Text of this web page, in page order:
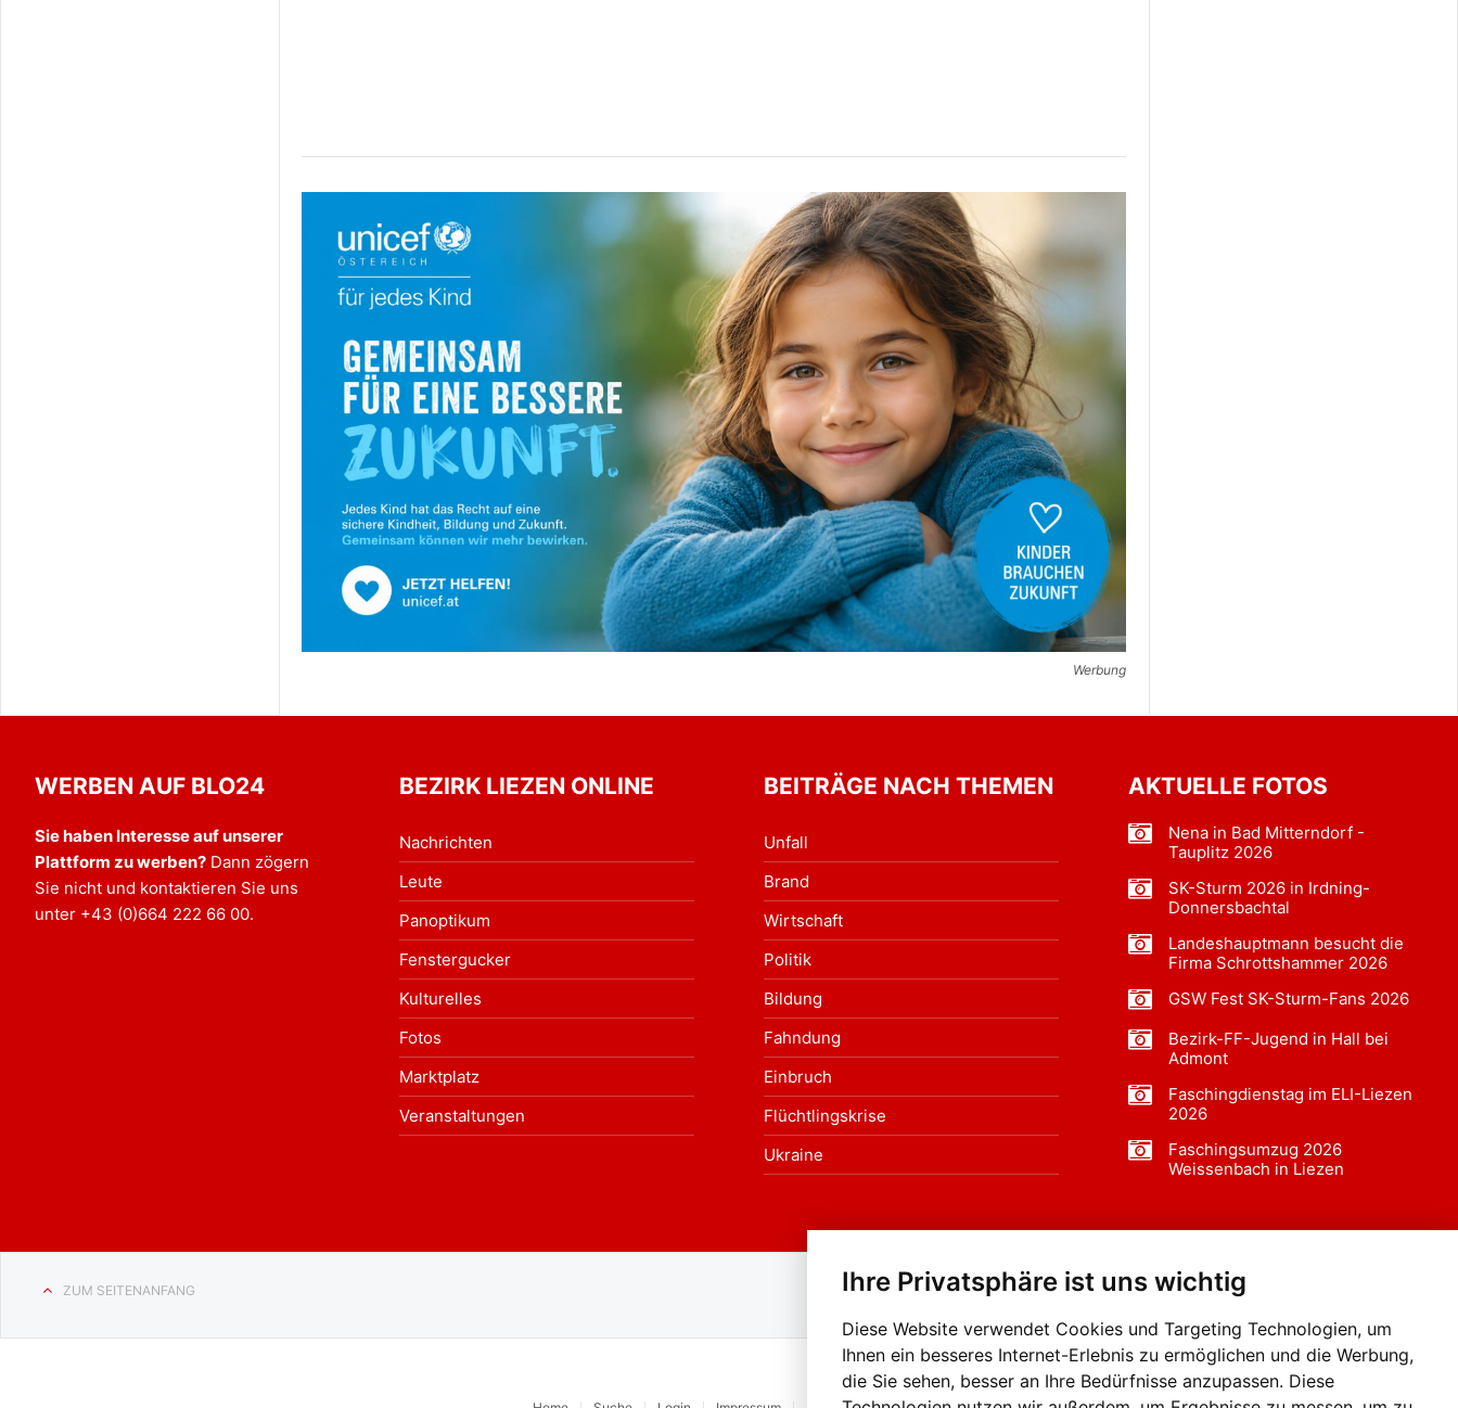
Ihre Privatsphäre ist uns wichtig
Diese Website verwendet Cookies und Targeting Technologien, um
Ihnen ein besseres Internet-Erlebnis zu ermöglichen und die Werbung,
die Sie sehen, besser an Ihre Bedürfnisse anzupassen. Diese
Werbung
WERBEN AUF BLO24
Sie haben Interesse auf unserer
Plattform zu werben? Dann zögern
Sie nicht und kontaktieren Sie uns
unter +43 (0)664 222 66 00.
BEZIRK LIEZEN ONLINE
Nachrichten
Leute
Panoptikum
Fenstergucker
Kulturelles
Fotos
Marktplatz
Veranstaltungen
BEITRÄGE NACH THEMEN
Unfall
Brand
Wirtschaft
Politik
Bildung
Fahndung
Einbruch
Flüchtlingskrise
Ukraine
AKTUELLE FOTOS
Nena in Bad Mitterndorf -
Tauplitz 2026
SK-Sturm 2026 in Irdning-
Donnersbachtal
Landeshauptmann besucht die
Firma Schrottshammer 2026
GSW Fest SK-Sturm-Fans 2026
Bezirk-FF-Jugend in Hall bei
Admont
Faschingdienstag im ELI-Liezen
2026
Faschingsumzug 2026
Weissenbach in Liezen
ZUM SEITENANFANG Auf BLO24.at werben?+43 (0)664 2226600